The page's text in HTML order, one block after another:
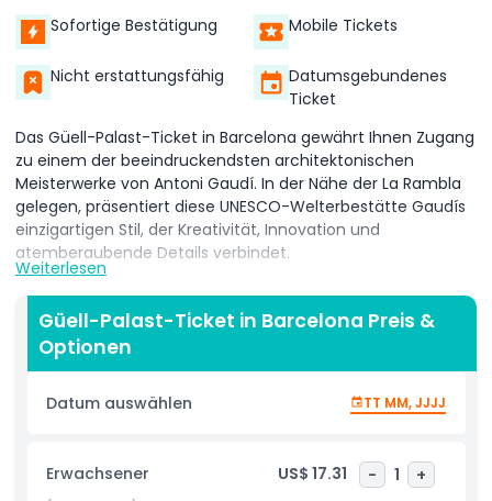
Sofortige Bestätigung Mobile Tickets
Nicht erstattungsfähig
Datumsgebundenes
Ticket
Das Güell-Palast-Ticket in Barcelona gewährt Ihnen Zugang
zu einem der beeindruckendsten architektonischen
Meisterwerke von Antoni Gaudí. In der Nähe der La Rambla
gelegen, präsentiert diese UNESCO-Welterbestätte Gaudís
einzigartigen Stil, der Kreativität, Innovation und
atemberaubende Details verbindet.
Beim Besuch des Güell-Palastes erkunden Sie ein
prächtiges Gebäude, das für die wohlhabende Familie Güell
entworfen wurde. Der Palast verfügt über beeindruckende
Innenräume, elegante Bögen und kunstvoll gestaltete
bunten Schornsteinen, die Gaudís künstlerische Vision
Mit Ihrem Güell-Palast-Ticket können Sie durch die großen
Weiterlesen
Güell-Palast-Ticket in Barcelona Preis &
Optionen
Datum auswählen TT MM, JJJJ
Erwachsener US$ 17.31 - 1 +